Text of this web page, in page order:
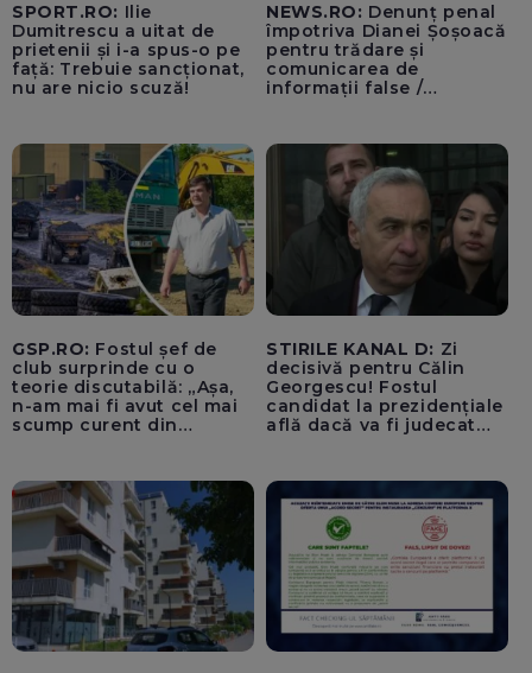
SPORT.RO: Ilie
Dumitrescu a uitat de
prietenii și i-a spus-o pe
față: Trebuie sancționat,
nu are nicio scuză!
NEWS.RO: Denunț penal
împotriva Dianei Șoșoacă
pentru trădare și
comunicarea de
informații false /
Înalta Curte de Casație și
Justiție de Adrian
Băzăvan și Asociația
„Lupii Tricolori”
GSP.RO: Fostul șef de
club surprinde cu o
teorie discutabilă: „Așa,
n-am mai fi avut cel mai
scump curent din
STIRILE KANAL D: Zi
decisivă pentru Călin
Georgescu! Fostul
candidat la prezidențiale
află dacă va fi judecat